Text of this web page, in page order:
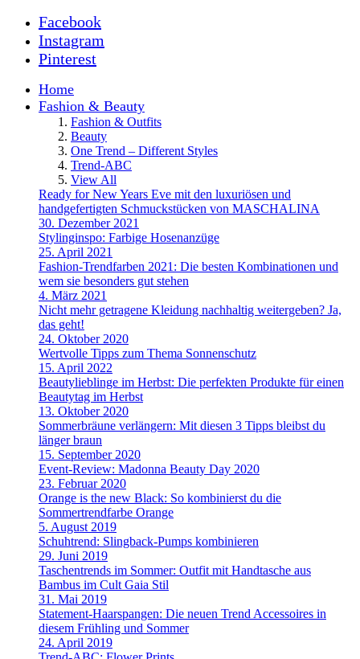
Facebook
Instagram
Pinterest
Home
Fashion & Beauty
Fashion & Outfits
Beauty
One Trend – Different Styles
Trend-ABC
View All
Ready for New Years Eve mit den luxuriösen und
handgefertigten Schmuckstücken von MASCHALINA
30. Dezember 2021
Stylinginspo: Farbige Hosenanzüge
25. April 2021
Fashion-Trendfarben 2021: Die besten Kombinationen und
wem sie besonders gut stehen
4. März 2021
Nicht mehr getragene Kleidung nachhaltig weitergeben? Ja,
das geht!
24. Oktober 2020
Wertvolle Tipps zum Thema Sonnenschutz
15. April 2022
Beautylieblinge im Herbst: Die perfekten Produkte für einen
Beautytag im Herbst
13. Oktober 2020
Sommerbräune verlängern: Mit diesen 3 Tipps bleibst du
länger braun
15. September 2020
Event-Review: Madonna Beauty Day 2020
23. Februar 2020
Orange is the new Black: So kombinierst du die
Sommertrendfarbe Orange
5. August 2019
Schuhtrend: Slingback-Pumps kombinieren
29. Juni 2019
Taschentrends im Sommer: Outfit mit Handtasche aus
Bambus im Cult Gaia Stil
31. Mai 2019
Statement-Haarspangen: Die neuen Trend Accessoires in
diesem Frühling und Sommer
24. April 2019